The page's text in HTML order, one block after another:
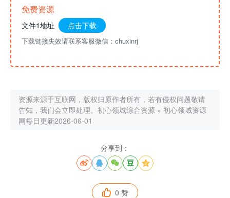
免费资源
文件1地址 点击下载
下载链接失效请联系客服微信：chuxinrj
资源来源于互联网，版权归原作者所有，若有侵权问题敬请
告知，我们会立即处理。 初心领域综合资源 » 初心领域资源
网每日更新2026-06-01
分享到：
    
 0 赞